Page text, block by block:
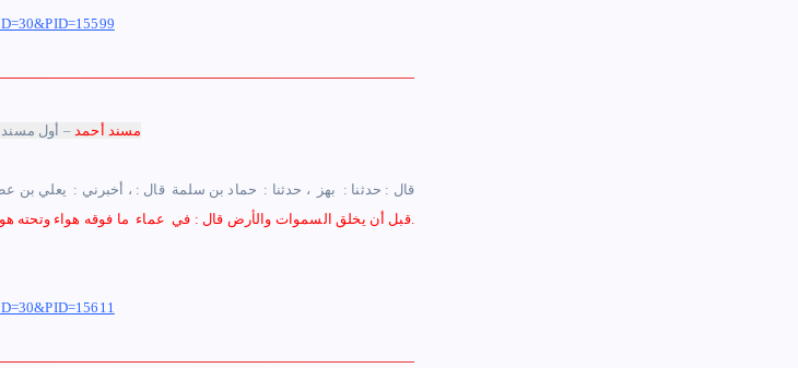
مسند أحمد– أول مسند
قال : حدثنا : ‏ ‏بهز ‏ ، حدثنا : ‏ ‏حماد بن سلمة ‏ ‏قال : ، أخبرني : ‏ ‏يعلي
قبل أن يخلق السموات والأرض قال : في ‏ ‏عماء ‏ ‏ما فوقه هواء وتحته هواء ثم خلق عرشه على الماء.